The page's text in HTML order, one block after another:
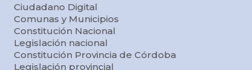
Ciudadano Digital
Comunas y Municipios
Constitución Nacional
Legislación nacional
Constitución Provincia de Córdoba
Legislación provincial